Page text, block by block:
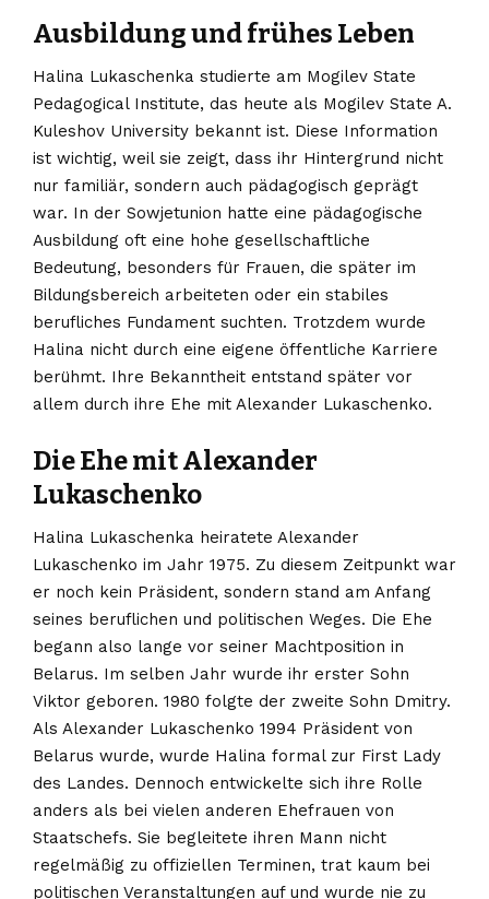
Ausbildung und frühes Leben
Halina Lukaschenka studierte am Mogilev State
Pedagogical Institute, das heute als Mogilev State A.
Kuleshov University bekannt ist. Diese Information
ist wichtig, weil sie zeigt, dass ihr Hintergrund nicht
nur familiär, sondern auch pädagogisch geprägt
war. In der Sowjetunion hatte eine pädagogische
Ausbildung oft eine hohe gesellschaftliche
Bedeutung, besonders für Frauen, die später im
Bildungsbereich arbeiteten oder ein stabiles
berufliches Fundament suchten. Trotzdem wurde
Halina nicht durch eine eigene öffentliche Karriere
berühmt. Ihre Bekanntheit entstand später vor
allem durch ihre Ehe mit Alexander Lukaschenko.
Die Ehe mit Alexander
Lukaschenko
Halina Lukaschenka heiratete Alexander
Lukaschenko im Jahr 1975. Zu diesem Zeitpunkt war
er noch kein Präsident, sondern stand am Anfang
seines beruflichen und politischen Weges. Die Ehe
begann also lange vor seiner Machtposition in
Belarus. Im selben Jahr wurde ihr erster Sohn
Viktor geboren. 1980 folgte der zweite Sohn Dmitry.
Als Alexander Lukaschenko 1994 Präsident von
Belarus wurde, wurde Halina formal zur First Lady
des Landes. Dennoch entwickelte sich ihre Rolle
anders als bei vielen anderen Ehefrauen von
Staatschefs. Sie begleitete ihren Mann nicht
regelmäßig zu offiziellen Terminen, trat kaum bei
politischen Veranstaltungen auf und wurde nie zu